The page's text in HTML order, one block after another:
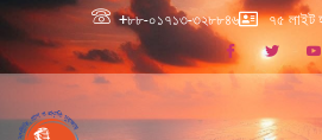
+৮৮-০১৭১৩-৩২৮৮৪৬ ৭৫ লাইট